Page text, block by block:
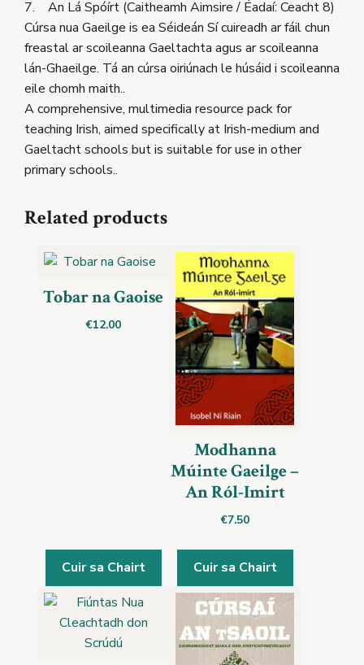
7. An Lá Spóírt (Caitheamh Aimsire / Éadaí: Ceacht 8)
Cúrsa nua Gaeilge is ea Séideán Sí cuireadh ar fáil chun
freastal ar scoileanna Gaeltachta agus ar scoileanna
lán-Ghaeilge. Tá an cúrsa oiriúnach le húsáid i scoileanna
eile chomh maith..
A comprehensive, multimedia resource pack for
teaching Irish, aimed specifically at Irish-medium and
Gaeltacht schools but is suitable for use in other
primary schools..
Related products
Tobar na Gaoise
€12.00
Cuir sa Chairt
Modhanna
Múinte Gaeilge –
An Ról-Imirt
€7.50
Cuir sa Chairt